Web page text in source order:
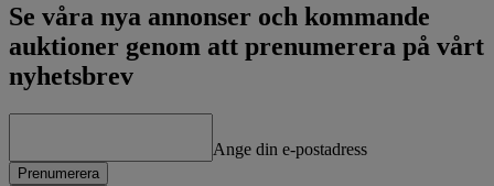
Se våra nya annonser och kommande
auktioner genom att prenumerera på vårt
nyhetsbrev
Ange din e-postadress
Prenumerera